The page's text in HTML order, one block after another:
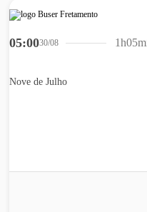
05:0030/08
Nove de Julho